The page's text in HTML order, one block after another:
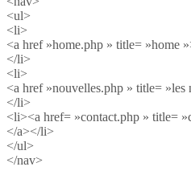
<ul>
<li>
<a href »home.php » title= »home
</li>
<li>
<a href »nouvelles.php » title=
</li>
<li><a href= »contact.php » title=
</a></li>
</ul>
</nav>